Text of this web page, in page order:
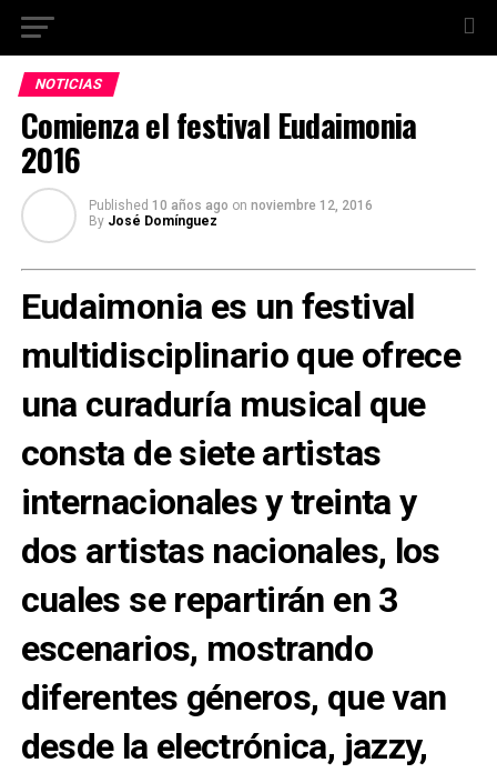
NOTICIAS
Comienza el festival Eudaimonia
2016
Published 10 años ago on noviembre 12, 2016
By José Domínguez
Eudaimonia es un festival
multidisciplinario que ofrece
una curaduría musical que
consta de siete artistas
internacionales y treinta y
dos artistas nacionales, los
cuales se repartirán en 3
escenarios, mostrando
diferentes géneros, que van
desde la electrónica, jazzy,